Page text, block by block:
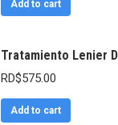
Add to cart
Tratamiento Lenier
RD$575.00
Add to cart